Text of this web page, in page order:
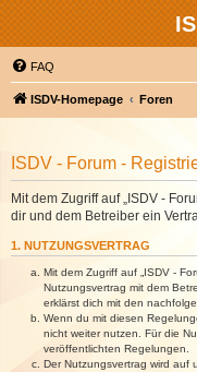
FAQ
ISDV-Homepage Foren
ISDV - Forum -
Mit dem Zugriff auf „ISDV -
dir und dem Betreiber ein
1. NUTZUNGSVERTRAG
Mit dem Zugriff auf „ISDV -
Nutzungsvertrag mit dem
erklärst dich mit den
Wenn du mit diesen
nicht weiter nutzen. Für die
veröffentlichten Regelungen.
Der Nutzungsvertrag wird auf